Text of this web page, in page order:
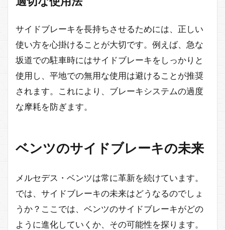
サイドブレーキを長持ちさせるためには、正しい
使い方を心掛けることが大切です。例えば、急な
坂道での駐車時にはサイドブレーキをしっかりと
使用し、平地での無用な使用は避けることが推奨
されます。これにより、ブレーキシステムの過度
な摩耗を防ぎます。
ベンツのサイドブレーキの未来
メルセデス・ベンツは常に革新を続けています。
では、サイドブレーキの未来はどうなるのでしょ
うか？ここでは、ベンツのサイドブレーキがどの
ように進化していくか、その可能性を探ります。